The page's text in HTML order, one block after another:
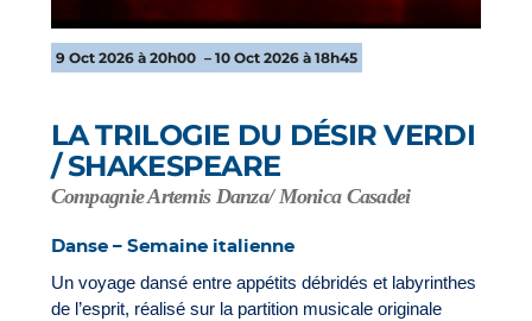
9 Oct 2026 à 20h00 – 10 Oct 2026 à 18h45
LA TRILOGIE DU DÉSIR VERDI
/ SHAKESPEARE
Compagnie Artemis Danza/ Monica Casadei
Danse – Semaine italienne
Un voyage dansé entre appétits débridés et labyrinthes
de l’esprit, réalisé sur la partition musicale originale